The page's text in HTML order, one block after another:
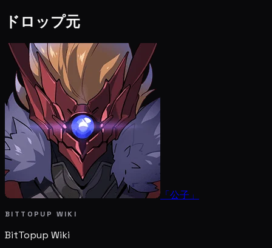
ドロップ元
「公子」
BITTOPUP WIKI
BitTopup Wiki